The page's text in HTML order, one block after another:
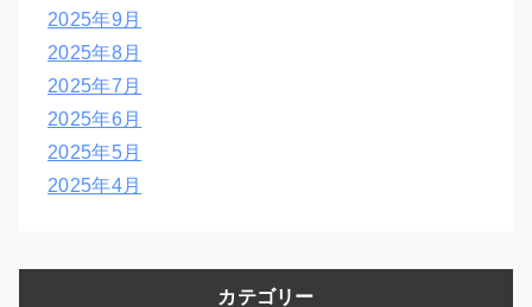
2025年9月
2025年8月
2025年7月
2025年6月
2025年5月
2025年4月
カテゴリー